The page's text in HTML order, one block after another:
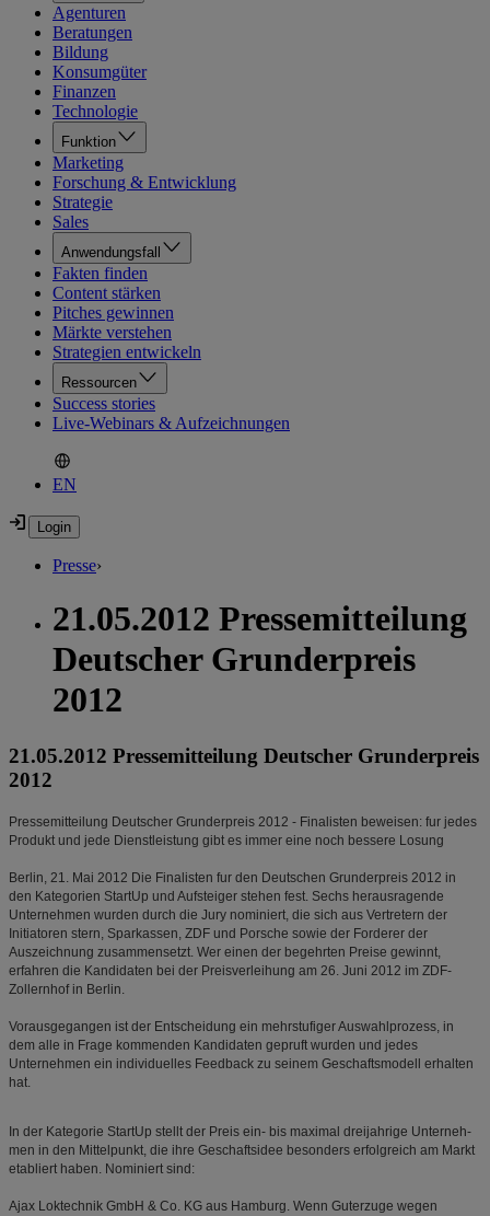
Agenturen
Beratungen
Bildung
Konsumgüter
Finanzen
Technologie
Funktion
Marketing
Forschung & Entwicklung
Strategie
Sales
Anwendungsfall
Fakten finden
Content stärken
Pitches gewinnen
Märkte verstehen
Strategien entwickeln
Ressourcen
Success stories
Live-Webinars & Aufzeichnungen
EN
Presse›
21.05.2012 Pressemitteilung
Deutscher Grunderpreis
2012
21.05.2012 Pressemitteilung Deutscher Grunderpreis
2012
Pressemitteilung Deutscher Grunderpreis 2012 - Finalisten beweisen: fur jedes
Produkt und jede Dienstleistung gibt es immer eine noch bessere Losung
Berlin, 21. Mai 2012 Die Finalisten fur den Deutschen Grunderpreis 2012 in
den Kategorien StartUp und Aufsteiger stehen fest. Sechs herausragende
Unternehmen wurden durch die Jury nominiert, die sich aus Vertretern der
Initiatoren stern, Sparkassen, ZDF und Porsche sowie der Forderer der
Auszeichnung zusammensetzt. Wer einen der begehrten Preise gewinnt,
erfahren die Kandidaten bei der Preisverleihung am 26. Juni 2012 im ZDF-
Zollernhof in Berlin.
Vorausgegangen ist der Entscheidung ein mehrstufiger Auswahlprozess, in
dem alle in Frage kommenden Kandidaten gepruft wurden und jedes
Unternehmen ein individuelles Feedback zu seinem Geschaftsmodell erhalten
hat.
In der Kategorie StartUp stellt der Preis ein- bis maximal dreijahrige Unterneh-
men in den Mittelpunkt, die ihre Geschaftsidee besonders erfolgreich am Markt
etabliert haben. Nominiert sind:
Ajax Loktechnik GmbH & Co. KG aus Hamburg. Wenn Guterzuge wegen